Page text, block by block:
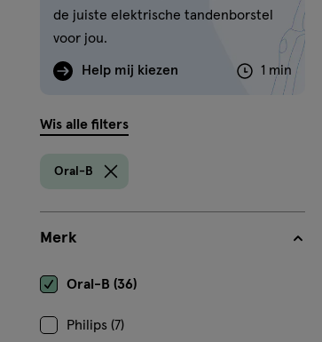
de juiste elektrische tandenborstel
voor jou.
Help mij kiezen 1 min
Wis alle filters
Oral-B
Merk
Oral-B (36)
Philips (7)